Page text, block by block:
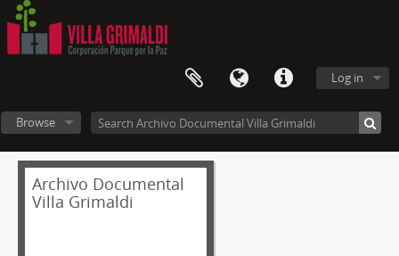
Log in
Browse
Archivo Documental
Villa Grimaldi